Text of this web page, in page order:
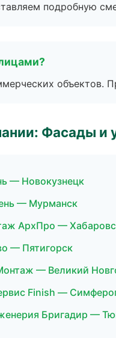
подробную
объектов.
Фасады и
— Новокузнецк
— Мурманск
АрхПро —
— Пятигорск
— Великий
Finish —
Бригадир —